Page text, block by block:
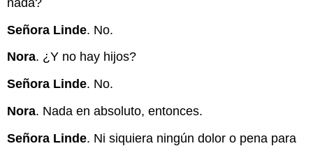
Señora Linde. No.
Nora. ¿Y no hay hijos?
Señora Linde. No.
Nora. Nada en absoluto, entonces.
Señora Linde. Ni siquiera ningún dolor o pena para